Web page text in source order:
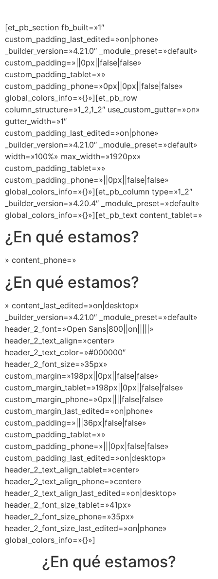
[et_pb_section fb_built=»1″
custom_padding_last_edited=»on|phone»
_builder_version=»4.21.0″ _module_preset=»default»
custom_padding=»||0px||false|false»
custom_padding_tablet=»»
custom_padding_phone=»0px||0px||false|false»
global_colors_info=»{}»][et_pb_row
column_structure=»1_2,1_2″ use_custom_gutter=»on»
gutter_width=»1″
custom_padding_last_edited=»on|phone»
_builder_version=»4.21.0″ _module_preset=»default»
width=»100%» max_width=»1920px»
custom_padding_tablet=»»
custom_padding_phone=»||0px||false|false»
global_colors_info=»{}»][et_pb_column type=»1_2″
_builder_version=»4.20.4″ _module_preset=»default»
global_colors_info=»{}»][et_pb_text content_tablet=»
¿En qué estamos?
» content_phone=»
¿En qué estamos?
» content_last_edited=»on|desktop»
_builder_version=»4.21.0″ _module_preset=»default»
header_2_font=»Open Sans|800||on|||||»
header_2_text_align=»center»
header_2_text_color=»#000000″
header_2_font_size=»35px»
custom_margin=»198px||0px||false|false»
custom_margin_tablet=»198px||0px||false|false»
custom_margin_phone=»0px||||false|false»
custom_margin_last_edited=»on|phone»
custom_padding=»|||36px|false|false»
custom_padding_tablet=»»
custom_padding_phone=»|||0px|false|false»
custom_padding_last_edited=»on|desktop»
header_2_text_align_tablet=»center»
header_2_text_align_phone=»center»
header_2_text_align_last_edited=»on|desktop»
header_2_font_size_tablet=»41px»
header_2_font_size_phone=»35px»
header_2_font_size_last_edited=»on|phone»
global_colors_info=»{}»]
¿En qué estamos?